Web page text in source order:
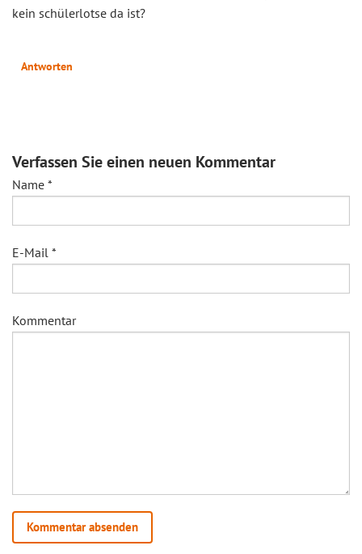
kein schülerlotse da ist?
Antworten
Verfassen Sie einen neuen Kommentar
Name *
E-Mail *
Kommentar